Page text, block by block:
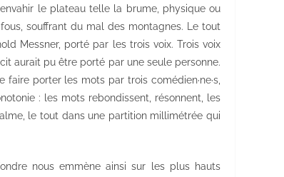
le plateau telle la brume, physique ou
souffrant du mal des montagnes. Le tout
Messner, porté par les trois voix. Trois voix
aurait pu être porté par une seule personne.
porter les mots par trois comédien·ne·s,
: les mots rebondissent, résonnent, les
le tout dans une partition millimétrée qui
nous emmène ainsi sur les plus hauts